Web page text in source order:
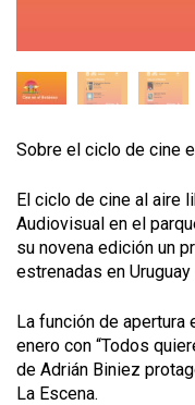
Sobre el ciclo de cine
El ciclo de cine al aire
Audiovisual en el
su novena edición un
estrenadas en
La función de
enero con “Todos
de Adrián Biniez
La Escena.